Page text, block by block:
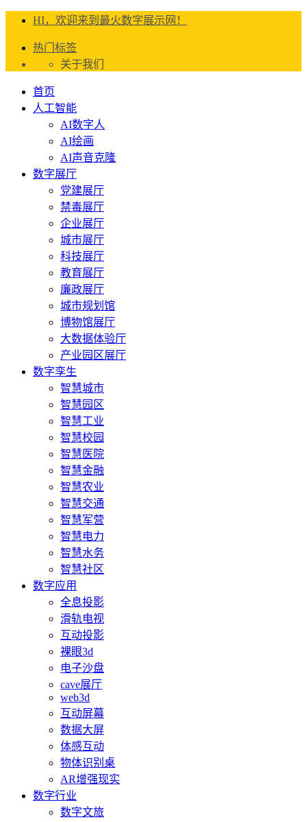
HI，欢迎来到最火数字展示网！
热门标签
关于我们
首页
人工智能
AI数字人
AI绘画
AI声音克隆
数字展厅
党建展厅
禁毒展厅
企业展厅
城市展厅
科技展厅
教育展厅
廉政展厅
城市规划馆
博物馆展厅
大数据体验厅
产业园区展厅
数字孪生
智慧城市
智慧园区
智慧工业
智慧校园
智慧医院
智慧金融
智慧农业
智慧交通
智慧军营
智慧电力
智慧水务
智慧社区
数字应用
全息投影
滑轨电视
互动投影
裸眼3d
电子沙盘
cave展厅
web3d
互动屏幕
数据大屏
体感互动
物体识别桌
AR增强现实
数字行业
数字文旅